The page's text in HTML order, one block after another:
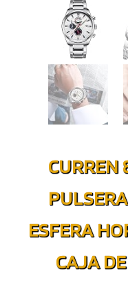
CURREN
ESFERA
CAJA